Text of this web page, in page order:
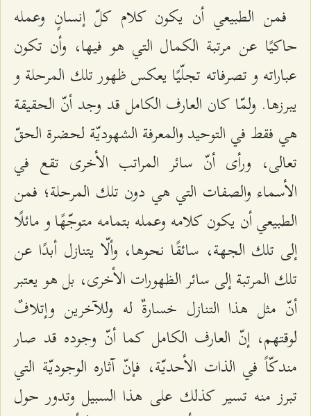
فمن الطبيعي أن يكون كلام كلّ إنسانٍ وعمله
حاكيًا عن مرتبة الكمال التي هو فيها، وأن تكون
عباراته و تصرفاته تجلّيًا يعكس ظهور تلك المرحلة و
يبرزها. ولمّا كان العارف الكامل قد وجد أنّ الحقيقة
هي فقط في التوحيد والمعرفة الشهوديّة لحضرة الحقّ
تعالى، ورأى أنّ سائر المراتب الأخرى تقع في
الأسماء والصفات التي هي دون تلك المرحلة؛ فمن
الطبيعي أن يكون كلامه وعمله بتمامه متوجّهًا و مائلًا
إلى تلك الجهة، سائقًا نحوها، وألّا يتنازل أبدًا عن
تلك المرتبة إلى سائر الظهورات الأخرى، بل هو يعتبر
أنّ مثل هذا التنازل خسارةٌ له وللآخرين وإتلافٌ
لوقتهم، إنّ العارف الكامل كما أنّ وجوده قد صار
مندكّاً في الذات الأحديّة، فإنّ آثاره الوجوديّة التي
تبرز منه تسير كذلك على هذا السبيل وتدور حول